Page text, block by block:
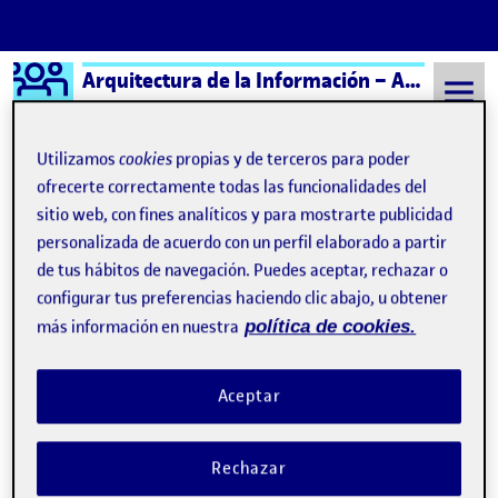
Saltar al contenido
Logo Ágora Arquitectura de la Información – Aula 3
Semestre 20241 - Aula 3 Lucía Vázquez Fraga
Lucía Vázquez Fraga
Publicado por
Lucía Vázquez Fraga
Fecha de publicación
-comentario
Los escenarios fueron desarrollados a partir de la navegación que
realiza el usuario a través de la web actual para cumplir su
objetivo. Identificando tanto oportunidades como áreas de
mejora relevantes para los elementos que se integrarán en la
Utilizamoscookies propias y de terceros para poder
ofrecerte correctamente todas las funcionalidades del
sitio web, con fines analíticos y para mostrarte publicidad
personalizada de acuerdo con un perfil elaborado a partir
de tus hábitos de navegación. Puedes aceptar, rechazar o
configurar tus preferencias haciendo clic abajo, u obtener
más información en nuestra política de cookies.
Rechazar
Aceptar